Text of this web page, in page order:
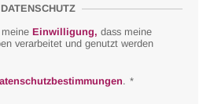
DATENSCHUTZ
meineEinwilligung, dass meine
verarbeitet und genutzt werden
.